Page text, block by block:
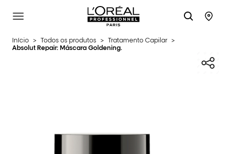
L'Oréal Professionnel Paris
SITE MENU
Início > Todos os produtos > Tratamento Capilar >
Absolut Repair: Máscara Goldening.